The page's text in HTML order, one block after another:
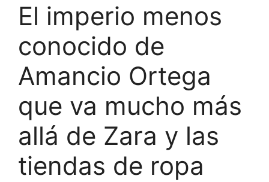
El imperio menos
conocido de
Amancio Ortega
que va mucho más
allá de Zara y las
tiendas de ropa